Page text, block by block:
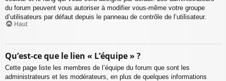
du forum peuvent vous autoriser à modifier vous-même votre groupe
d’utilisateurs par défaut depuis le panneau de contrôle de l’utilisateur.
Haut
Qu’est-ce que le lien « L’équipe » ?
Cette page liste les membres de l’équipe du forum que sont les
administrateurs et les modérateurs, en plus de quelques informations